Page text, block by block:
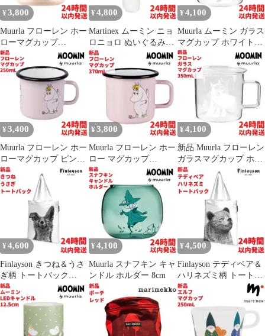
¥ 3,800
Muurla フローレン ホー
ローマグカップ
3.7dL(370mL)
¥ 4,800
Martinex ムーミン ニョ
ロニョロ ぬいぐるみ
31cm
¥ 4,100
Muurla ムーミン ガラス
マグカップ ホワイト
3,5dL (350mL)
¥ 3,400
Muurla フローレン ホー
ローマグカップ ピンク
2.5dL(250mL)
¥ 3,800
Muurla フローレン ホー
ロー マグカップ
3.7dL(370mL)
¥ 4,100
新品 Muurla フローレン
ガラスマグカップ ホワ
イト 350mL
¥ 4,600
Finlayson きつね＆うさ
ぎ柄 トートバック
41.5×36cm
¥ 4,100
Muurla スナフキン キャ
ンドル ホルダー 8cm
¥ 4,500
Finlayson テディベア＆
ハリネズミ柄 トートバ
ック 41.5×36cm